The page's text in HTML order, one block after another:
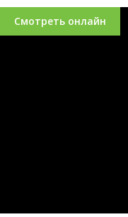
Смотреть онлайн